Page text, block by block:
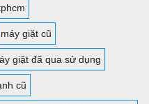
máy giặt cũ
giặt đã qua sử dụng
cũ